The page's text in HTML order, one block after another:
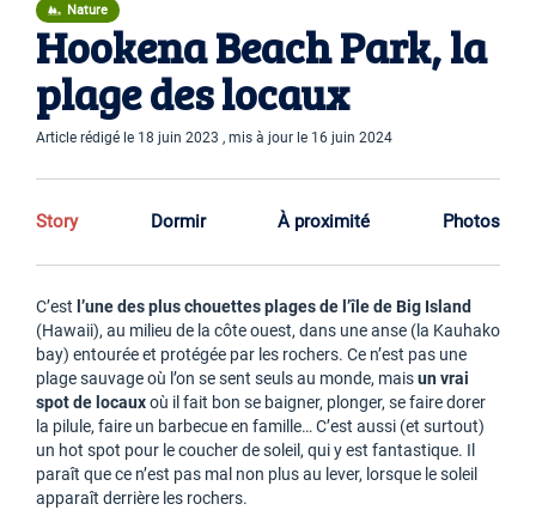
Nature
Hookena Beach Park, la
plage des locaux
Article rédigé le 18 juin 2023 , mis à jour le 16 juin 2024
Story Dormir À proximité Photos
C’est l’une des plus chouettes plages de l’île de Big Island
(Hawaii), au milieu de la côte ouest, dans une anse (la Kauhako
bay) entourée et protégée par les rochers. Ce n’est pas une
plage sauvage où l’on se sent seuls au monde, maisun vrai
spot de locauxoù il fait bon se baigner, plonger, se faire dorer
la pilule, faire un barbecue en famille… C’est aussi (et surtout)
un hot spot pour le coucher de soleil, qui y est fantastique. Il
paraît que ce n’est pas mal non plus au lever, lorsque le soleil
apparaît derrière les rochers.